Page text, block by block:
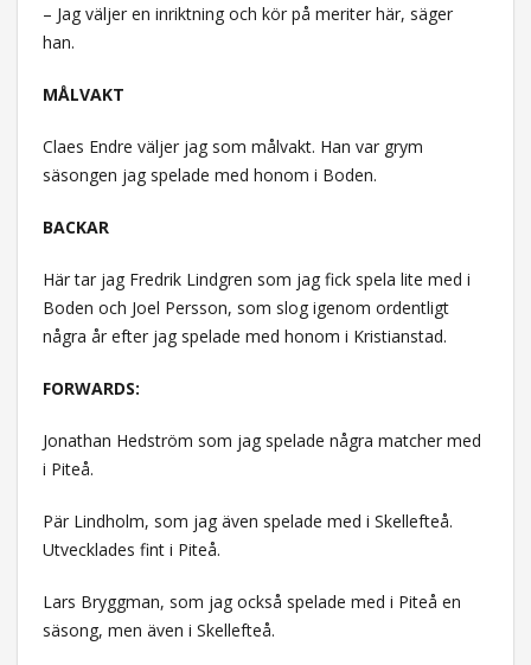
– Jag väljer en inriktning och kör på meriter här, säger
han.
MÅLVAKT
Claes Endre väljer jag som målvakt. Han var grym
säsongen jag spelade med honom i Boden.
BACKAR
Här tar jag Fredrik Lindgren som jag fick spela lite med i
Boden och Joel Persson, som slog igenom ordentligt
några år efter jag spelade med honom i Kristianstad.
FORWARDS:
Jonathan Hedström som jag spelade några matcher med
i Piteå.
Pär Lindholm, som jag även spelade med i Skellefteå.
Utvecklades fint i Piteå.
Lars Bryggman, som jag också spelade med i Piteå en
säsong, men även i Skellefteå.